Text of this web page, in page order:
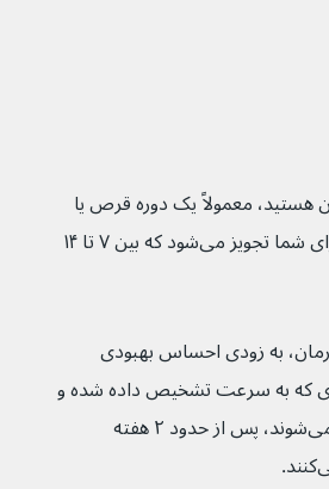
هستید، معمولاً یک دوره قرص یا
کپسول آنتی بیوتیک برای شما تجویز می‌شود که بین ۷ تا ۱۴
به زودی احساس بهبودی
که به سرعت تشخیص داده شده و
با آنتی بیوتیک درمان می‌شوند، پس از حدود ۲ هفته